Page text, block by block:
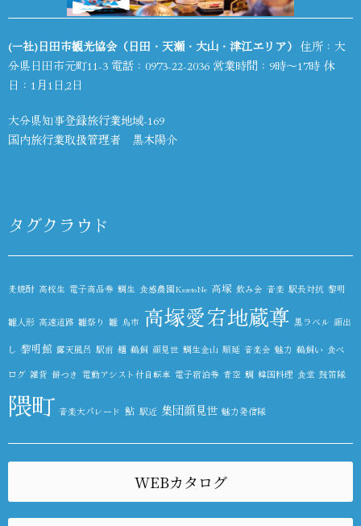
(一社)日田市観光協会（日田・天瀬・大山・津江エリア） 住所：大
分県日田市元町11-3 電話： 0973-22-2036 営業時間：9時～17時 休
日：1月1日,2日
大分県知事登録旅行業地域-169
国内旅行業取扱管理者 黒木陽介
タグクラウド
麦焼酎 高校生 電子商品券 鯛生 食感農園KazetoNe 高塚 飲み会 音楽 駅長対抗 黎明
雛人形 高速道路 雛祭り 雛 鳥市 高塚愛宕地蔵尊 黒ラベル 顔出
し 黎明館 露天風呂 駅前 麺 鵜飼 顔見世 鯛生金山 順延 音楽会 魅力 鵜飼い 食べ
ログ 雑貨 餅つき 電動アシスト付自転車 電子宿泊券 青空 鯛 韓国料理 食堂 鼓笛隊
隈町 音楽大パレード 鮎 駅近 集団顔見世 魅力発信隊
WEBカタログ